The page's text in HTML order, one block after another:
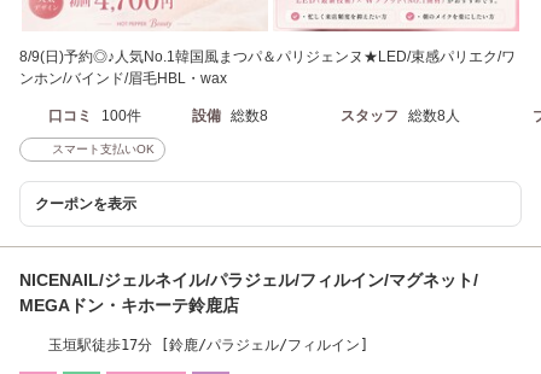
8/9(日)予約◎♪人気No.1韓国風まつパ＆パリジェンヌ★LED/束感パリエク/ワ
ンホン/バインド/眉毛HBL・wax
口コミ 100件 設備 総数8 スタッフ 総数8人
スマート支払いOK
クーポンを表示
NICENAIL/ジェルネイル/パラジェル/フィルイン/マグネット/
MEGAドン・キホーテ鈴鹿店
玉垣駅徒歩17分 [鈴鹿/パラジェル/フィルイン]